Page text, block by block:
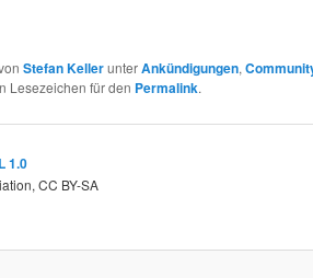
Stefan KellerunterAnkündigungen,
Lesezeichen für den Permalink.
1.0
CC BY-SA